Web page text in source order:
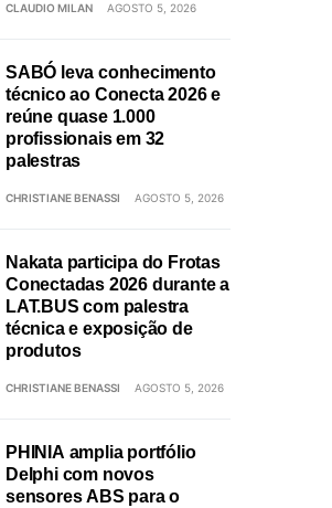
CLAUDIO MILAN AGOSTO 5, 2026
SABÓ leva conhecimento
técnico ao Conecta 2026 e
reúne quase 1.000
profissionais em 32
palestras
CHRISTIANE BENASSI AGOSTO 5, 2026
Nakata participa do Frotas
Conectadas 2026 durante a
LAT.BUS com palestra
técnica e exposição de
produtos
CHRISTIANE BENASSI AGOSTO 5, 2026
PHINIA amplia portfólio
Delphi com novos
sensores ABS para o